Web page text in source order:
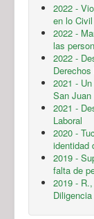
2022 -
en lo
2022 -
las
2022 -
2021 -
San Juan
2021 -
Laboral
2020 -
identidad
2019 -
falta de
2019 -